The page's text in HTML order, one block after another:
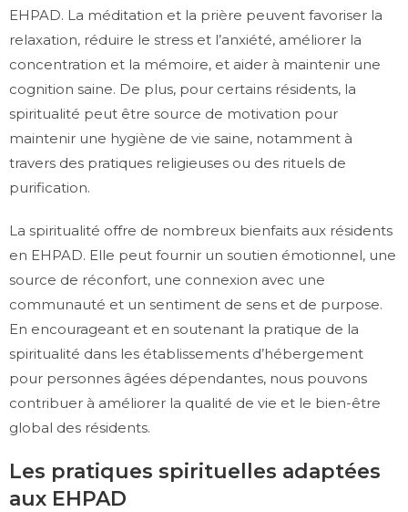
EHPAD. La méditation et la prière peuvent favoriser la
relaxation, réduire le stress et l’anxiété, améliorer la
concentration et la mémoire, et aider à maintenir une
cognition saine. De plus, pour certains résidents, la
spiritualité peut être source de motivation pour
maintenir une hygiène de vie saine, notamment à
travers des pratiques religieuses ou des rituels de
purification.
La spiritualité offre de nombreux bienfaits aux résidents
en EHPAD. Elle peut fournir un soutien émotionnel, une
source de réconfort, une connexion avec une
communauté et un sentiment de sens et de purpose.
En encourageant et en soutenant la pratique de la
spiritualité dans les établissements d’hébergement
pour personnes âgées dépendantes, nous pouvons
contribuer à améliorer la qualité de vie et le bien-être
global des résidents.
Les pratiques spirituelles adaptées
aux EHPAD